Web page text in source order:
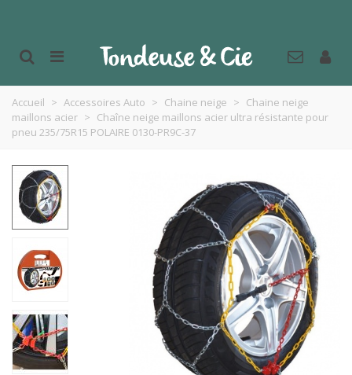
Accueil > Accessoires Auto > Chaine neige > Chaine neige
maillons acier > Chaîne neige maillons acier ultra résistante pour
pneu 235/75R15 POLAIRE 0130-PR9C-37